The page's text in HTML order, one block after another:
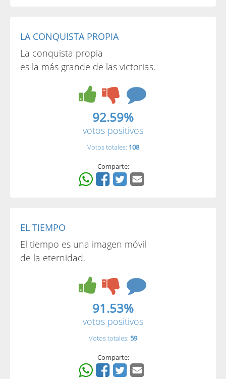
LA CONQUISTA PROPIA
La conquista propia
es la más grande de las victorias.
92.59%
votos positivos
Votos totales: 108
Comparte:
EL TIEMPO
El tiempo es una imagen móvil
de la eternidad.
91.53%
votos positivos
Votos totales: 59
Comparte: